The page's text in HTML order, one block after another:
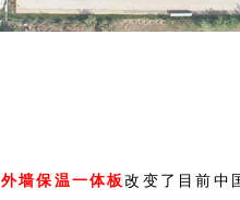
外墙保温一体板改变了目前中